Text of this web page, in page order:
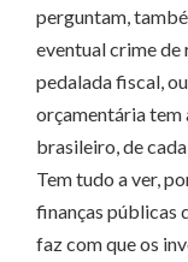
perguntam,
eventual crime de
pedalada fiscal,
orçamentária tem
brasileiro, de
Tem tudo a ver,
finanças públicas
faz com que os